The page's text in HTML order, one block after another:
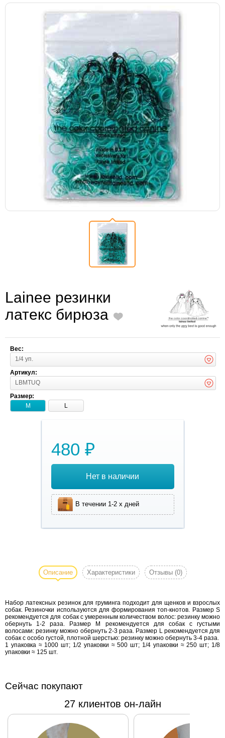
Lainee резинки
латекс бирюза
Вес:
1/4 уп.
Артикул:
LBMTUQ
Размер:
M
L
480 ₽
Нет в наличии
В течении 1-2 х дней
резинок для
щенков и
взрослых
собак.
Резиночки
используются
топ-кнотов.
для собак с
количеством
Описание Характеристики Отзывы (0)
Набор латексных резинок для груминга подходит для щенков и взрослых
собак. Резиночки используются для формирования топ-кнотов. Размер S
рекомендуется для собак с умеренным количеством волос: резинку можно
обернуть 1-2 раза. Размер М рекомендуется для собак с густыми
волосами: резинку можно обернуть 2-3 раза. Размер L рекомендуется для
собак с особо густой, плотной шерстью: резинку можно обернуть 3-4 раза.
1 упаковка ≈ 1000 шт; 1/2 упаковки ≈ 500 шт; 1/4 упаковки ≈ 250 шт; 1/8
упаковки ≈ 125 шт.
Сейчас покупают
27 клиентов он-лайн